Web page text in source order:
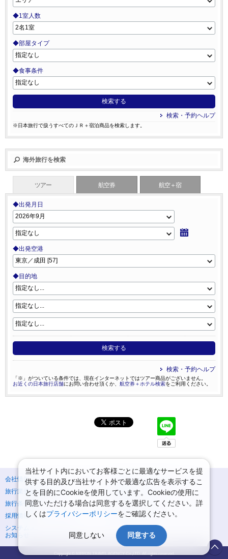
◆1室人数
◆部屋タイプ
◆食事条件
検索する
検索・予約ヘルプ
※日本旅行で扱うすべてのＪＲ＋宿泊商品を検索します。
海外旅行を検索
ツアー 航空券 航空＋宿
◆出発月日
◆出発空港
◆目的地
検索する
検索・予約ヘルプ
「※」がついている条件では、現在インターネットではツアー商品がございません。
お近くの日本旅行店舗にお問い合わせ頂くか、 航空券＋ホテル検索をご利用ください。
会社情報
プライバシーポリシー
旅行業登録票・約款
規約集
旅行条件書
ニュースリリース
採用情報
サイトマップ
システムメンテナンスの
お知らせ
当社サイト内においてお客様ごとに最適なサービスを提
供する目的及び当社サイト外で最適な広告を表示するこ
とを目的にCookieを使用しています。Cookieの使用に
同意いただける場合は同意するを選択してください。詳
しくはプライバシーポリシーをご確認ください。
同意しない 同意する